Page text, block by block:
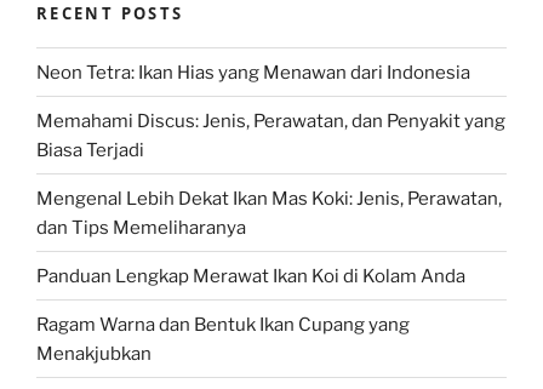
RECENT POSTS
Neon Tetra: Ikan Hias yang Menawan dari Indonesia
Memahami Discus: Jenis, Perawatan, dan Penyakit yang
Biasa Terjadi
Mengenal Lebih Dekat Ikan Mas Koki: Jenis, Perawatan,
dan Tips Memeliharanya
Panduan Lengkap Merawat Ikan Koi di Kolam Anda
Ragam Warna dan Bentuk Ikan Cupang yang
Menakjubkan